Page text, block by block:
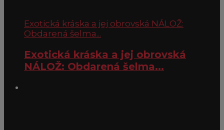
Exotická kráska a jej obrovská NÁLOŽ:
Obdarená šelma...
Exotická kráska a jej obrovská
NÁLOŽ: Obdarená šelma...